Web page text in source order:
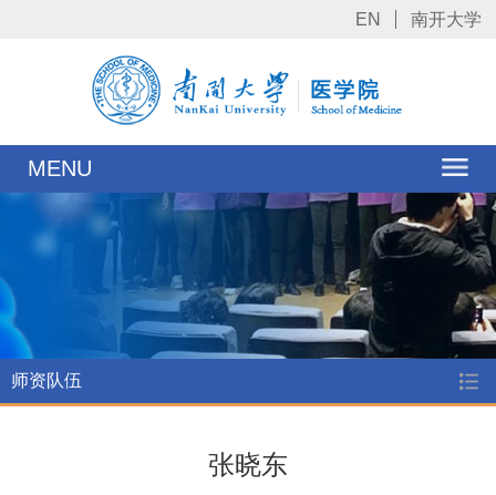
EN 南开大学
MENU
师资队伍
张晓东